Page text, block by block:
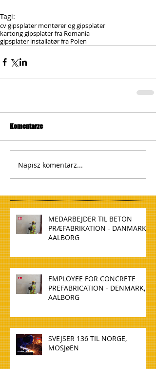
Tagi:
cv gipsplater montører og gipsplater
kartong gipsplater fra Romania
gipsplater installatør fra Polen
Komentarze
Napisz komentarz...
MEDARBEJDER TIL BETON
PRÆFABRIKATION - DANMARK,
AALBORG
EMPLOYEE FOR CONCRETE
PREFABRICATION - DENMARK,
AALBORG
SVEJSER 136 TIL NORGE,
MOSJøEN